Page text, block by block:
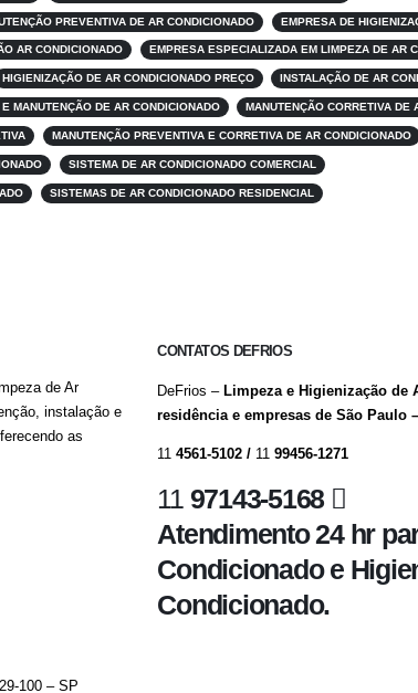
PREVENTIVA DE AR CONDICIONADO EMPRESA DE
AR CONDICIONADO EMPRESA ESPECIALIZADA EM LIMPEZA DE AR
HIGIENIZAÇÃO DE AR CONDICIONADO PREÇO INSTALAÇÃO DE AR
MANUTENÇÃO DE AR CONDICIONADO MANUTENÇÃO CORRETIVA DE
MANUTENÇÃO PREVENTIVA E CORRETIVA DE AR CONDICIONADO
SISTEMA DE AR CONDICIONADO COMERCIAL
SISTEMAS DE AR CONDICIONADO RESIDENCIAL
de Ar
instalação e
as
100 – SP
CONTATOS DEFRIOS
DeFrios – Limpeza e Higienização de
residência e empresas de São Paulo
114561-5102 / 1199456-1271
11 97143-5168
Atendimento 24 hr
Condicionado e
Condicionado.